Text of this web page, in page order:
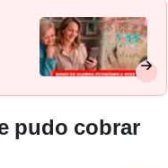
pudo cobrar